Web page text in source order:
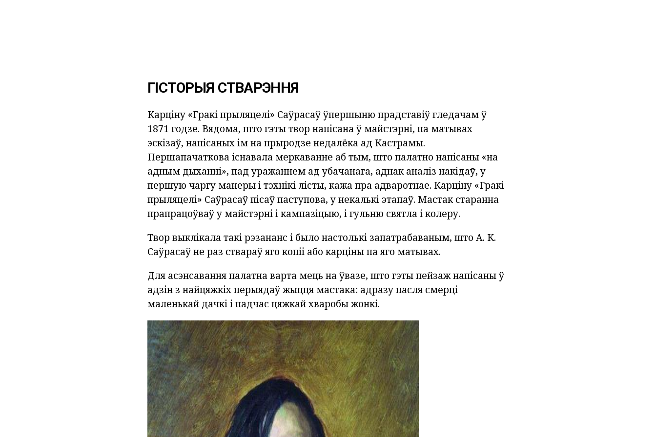
ГІСТОРЫЯ СТВАРЭННЯ
Карціну «Гракі прыляцелі» Саўрасаў ўпершыню прадставіў гледачам ў
1871 годзе. Вядома, што гэты твор напісана ў майстэрні, па матывах
эскізаў, напісаных ім на прыродзе недалёка ад Кастрамы.
Першапачаткова існавала меркаванне аб тым, што палатно напісаны «на
адным дыханні», пад уражаннем ад убачанага, аднак аналіз накідаў, у
першую чаргу манеры і тэхнікі лісты, кажа пра адваротнае. Карціну «Гракі
прыляцелі» Саўрасаў пісаў паступова, у некалькі этапаў. Мастак старанна
прапрацоўваў у майстэрні і кампазіцыю, і гульню святла і колеру.
Твор выклікала такі рэзананс і было настолькі запатрабаваным, што А. К.
Саўрасаў не раз ствараў яго копіі або карціны па яго матывах.
Для асэнсавання палатна варта мець на ўвазе, што гэты пейзаж напісаны ў
адзін з найцяжкіх перыядаў жыцця мастака: адразу пасля смерці
маленькай дачкі і падчас цяжкай хваробы жонкі.